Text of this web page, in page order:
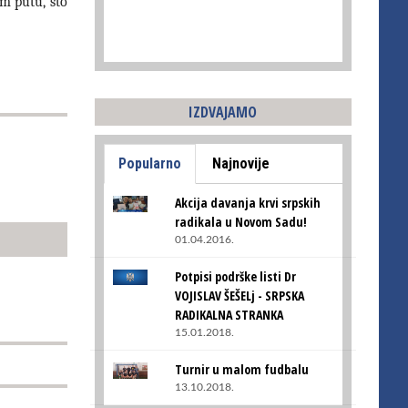
IZDVAJAMO
Popularno Najnovije
Akcija davanja krvi srpskih
radikala u Novom Sadu!
01.04.2016.
Potpisi podrške listi Dr
VOJISLAV ŠEŠELj - SRPSKA
RADIKALNA STRANKA
15.01.2018.
Turnir u malom fudbalu
13.10.2018.